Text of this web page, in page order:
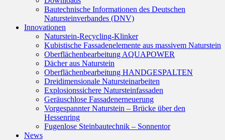
Bautechnische Informationen des Deutschen
Natursteinverbandes (DNV)
Innovationen
Naturstein-Recycling-Klinker
Kubistische Fassadenelemente aus massivem Naturstein
Oberflächenbearbeitung AQUAPOWER
Dächer aus Naturstein
Oberflächenbearbeitung HANDGESPALTEN
Dreidimensionale Natursteinarbeiten
Explosionssichere Natursteinfassaden
Geräuschlose Fassadenerneuerung
Vorgespannter Naturstein – Brücke über den
Hessenring
Fugenlose Steinbautechnik – Sonnentor
News